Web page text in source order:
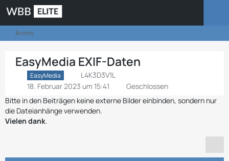
Archiv
EasyMedia EXIF-Daten
EasyMedia
L4K3D3V1L
18. Februar 2023 um 15:41
Geschlossen
Bitte in den Beiträgen keine externe Bilder einbinden, sondern nur
die Dateianhänge verwenden.
Vielen dank.